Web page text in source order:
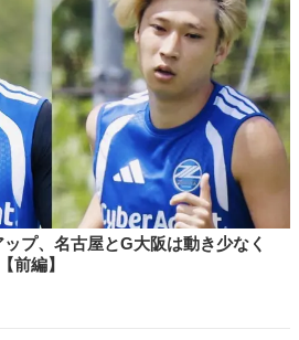
ップ、名古屋とG大阪は動き少なく
前編】